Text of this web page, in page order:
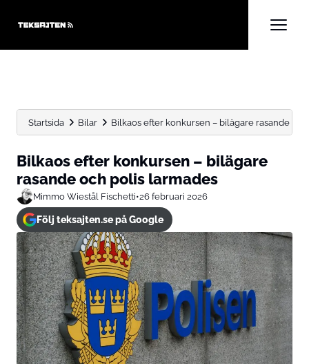
Startsida Bilar Bilkaos efter konkursen – bilägare rasande
Bilkaos efter konkursen – bilägare
rasande och polis larmades
Mimmo Wiestål Fischetti•26 februari 2026
Följ teksajten.se på Google